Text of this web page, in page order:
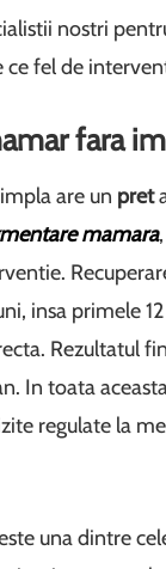
nostri
ce fel de
fara
are un pret
mamara
insa primele
Rezultatul
In toata
regulate la
una dintre